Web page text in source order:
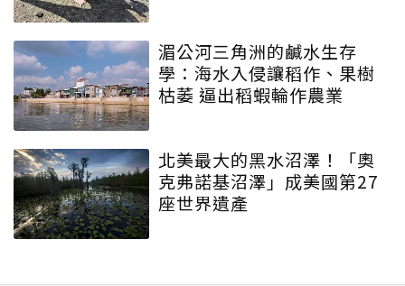
湄公河三角洲的鹹水生存
學：海水入侵讓稻作、果樹
枯萎 逼出稻蝦輪作農業
北美最大的黑水沼澤！「奧
克弗諾基沼澤」成美國第27
座世界遺產